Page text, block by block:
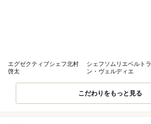
エグゼクティブシェフ北村
啓太
シェフソムリエベルトラ
ン・ヴェルディエ
こだわりをもっと見る